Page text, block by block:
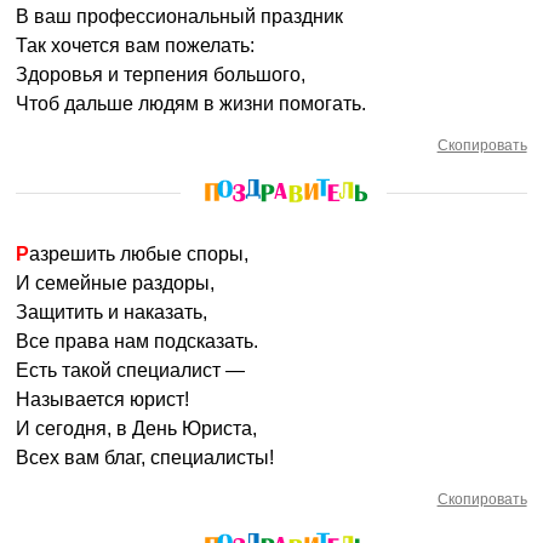
В ваш профессиональный праздник
Так хочется вам пожелать:
Здоровья и терпения большого,
Чтоб дальше людям в жизни помогать.
Скопировать
Разрешить любые споры,
И семейные раздоры,
Защитить и наказать,
Все права нам подсказать.
Есть такой специалист —
Называется юрист!
И сегодня, в День Юриста,
Всех вам благ, специалисты!
Скопировать